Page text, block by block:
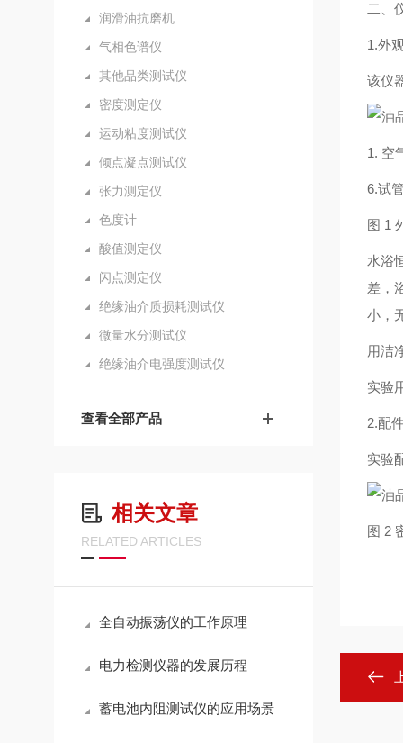
润滑油抗磨机
气相色谱仪
其他品类测试仪
密度测定仪
运动粘度测试仪
倾点凝点测试仪
张力测定仪
色度计
酸值测定仪
闪点测定仪
绝缘油介质损耗测试仪
微量水分测试仪
绝缘油介电强度测试仪
查看全部产品
相关文章
RELATED ARTICLES
全自动振荡仪的工作原理
电力检测仪器的发展历程
蓄电池内阻测试仪的应用场景
二、
1.外
该仪
1. 空
6.试
图 1
水浴
差，
小，
用洁
实验
2.配
实验
图 2